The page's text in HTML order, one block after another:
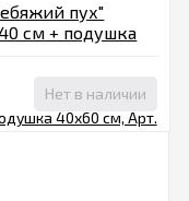
пух"
см + подушка
Нет в наличии